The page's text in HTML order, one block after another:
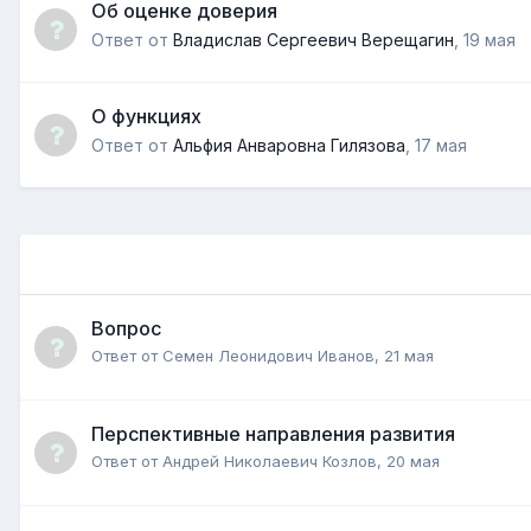
Об оценке доверия
Ответ от Владислав Сергеевич Верещагин, 19 мая
О функциях
Ответ от Альфия Анваровна Гилязова, 17 мая
Вопрос
Ответ от Семен Леонидович Иванов, 21 мая
Перспективные направления развития
Ответ отАндрей Николаевич Козлов, 20 мая